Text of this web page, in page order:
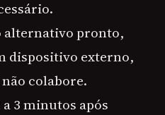
alternativo pronto,
dispositivo externo,
colabore.
a 3 minutos após